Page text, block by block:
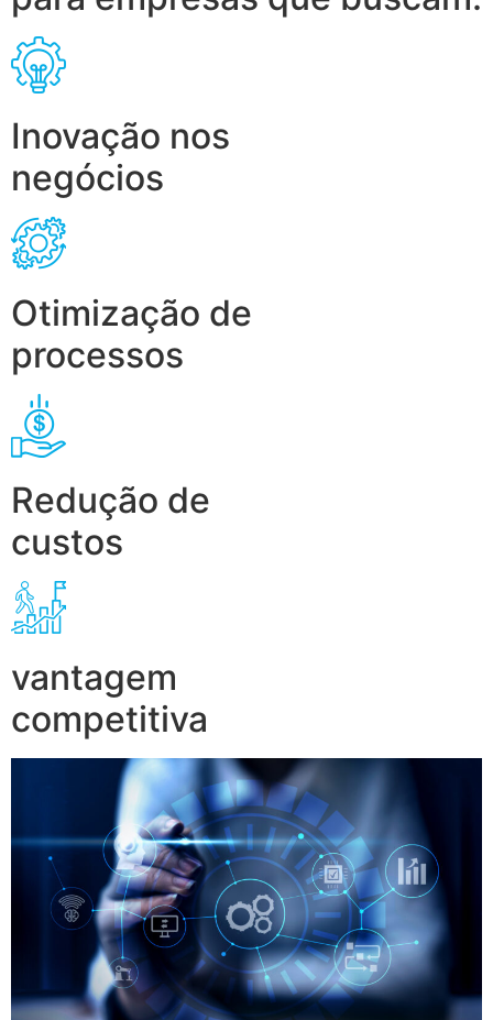
Inovação nos
negócios
Otimização de
processos
Redução de
custos
vantagem
competitiva